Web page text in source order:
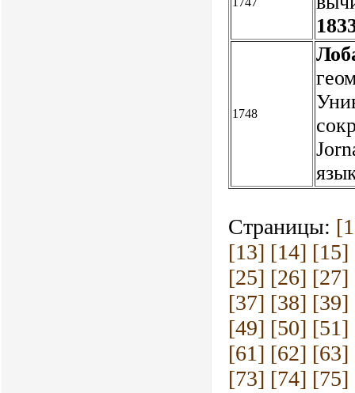
1748
Страницы:
[13] [14] [15]
[25] [26] [27]
[37] [38] [39]
[49] [50] [51]
[61] [62] [63]
[73] [74] [75]